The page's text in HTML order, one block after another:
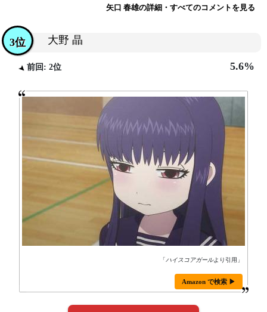
矢口 春雄の詳細・すべてのコメントを見る
大野 晶
3位
前回: 2位 5.6%
「ハイスコアガールより引用」
Amazon で検索 ▶